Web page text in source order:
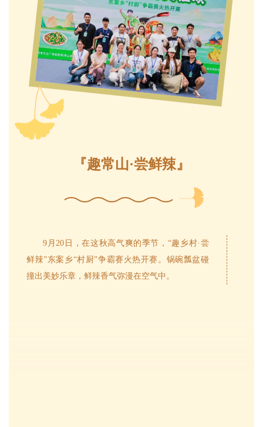
『趣常山·尝鲜辣』
9月20日，在这秋高气爽的季节，“趣乡村·尝
鲜辣”东案乡“村厨”争霸赛火热开赛。锅碗瓢盆碰
撞出美妙乐章，鲜辣香气弥漫在空气中。